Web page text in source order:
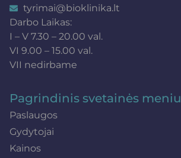
tyrimai@bioklinika.lt
Darbo Laikas:
I – V 7.30 – 20.00 val.
VI 9.00 – 15.00 val.
VII nedirbame
Pagrindinis svetainės meniu
Paslaugos
Gydytojai
Kainos